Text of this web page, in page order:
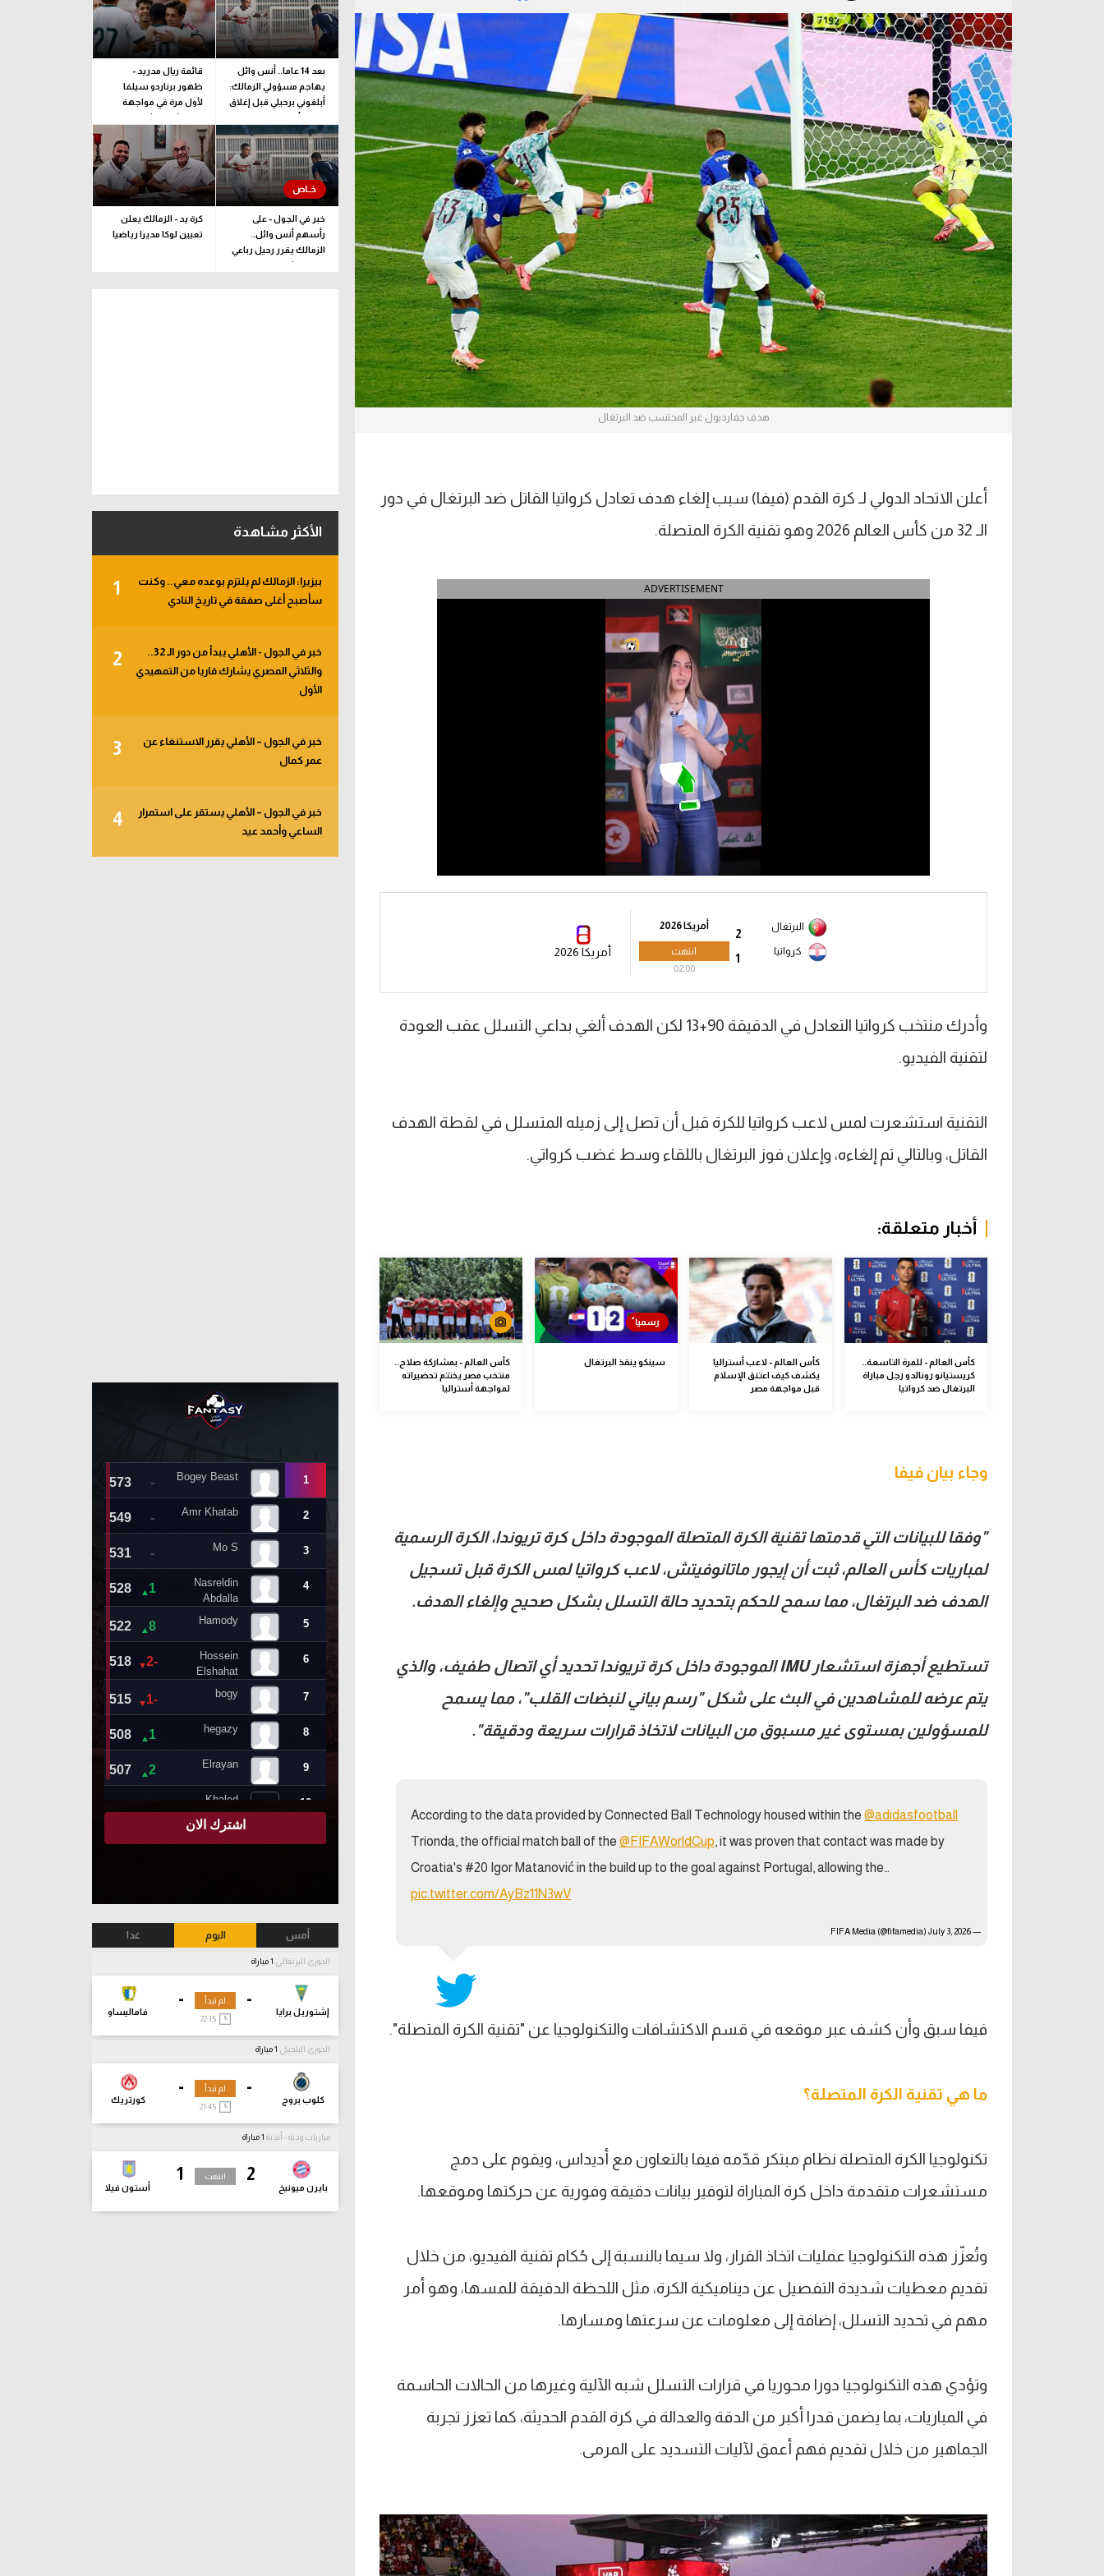
آراء حرة
ركن الألعاب
الدوري السعودي للمحترفين
دوري أبطال أوروبا
دوري أبطال إفريقيا
كل البطولات
دوري أبطال أوروبا
القسم الثاني
رياضات أخرى
آسيا
أمريكا
ركن الألعاب
هدف جفارديول غير المحتسب ضد البرتغال
أعلن الاتحاد الدولي لـ كرة القدم (فيفا) سبب إلغاء هدف تعادل كرواتيا القاتل ضد البرتغال في دور
الـ 32 من كأس العالم 2026 وهو تقنية الكرة المتصلة.
ADVERTISEMENT
2
البرتغال
1
كرواتيا
أمريكا 2026
انتهت
02:00
أمريكا 2026
وأدرك منتخب كرواتيا التعادل في الدقيقة 90+13 لكن الهدف ألغي بداعي التسلل عقب العودة
لتقنية الفيديو.
التقنية استشعرت لمس لاعب كرواتيا للكرة قبل أن تصل إلى زميله المتسلل في لقطة الهدف
القاتل، وبالتالي تم إلغاءه، وإعلان فوز البرتغال باللقاء وسط غضب كرواتي.
أخبار متعلقة:
كأس العالم - للمرة التاسعة..
كريستيانو رونالدو رجل مباراة
البرتغال ضد كرواتيا
كأس العالم - لاعب أستراليا
يكشف كيف اعتنق الإسلام
قبل مواجهة مصر
سينكو ينقذ البرتغال
كأس العالم - بمشاركة صلاح..
منتخب مصر يختتم تحضيراته
لمواجهة أستراليا
وجاء بيان فيفا
"وفقا للبيانات التي قدمتها تقنية الكرة المتصلة الموجودة داخل كرة تريوندا، الكرة الرسمية
لمباريات كأس العالم، ثبت أن إيجور ماتانوفيتش، لاعب كرواتيا لمس الكرة قبل تسجيل
الهدف ضد البرتغال، مما سمح للحكم بتحديد حالة التسلل بشكل صحيح وإلغاء الهدف.
تستطيع أجهزة استشعار IMU الموجودة داخل كرة تريوندا تحديد أي اتصال طفيف، والذي
يتم عرضه للمشاهدين في البث على شكل "رسم بياني لنبضات القلب"، مما يسمح
للمسؤولين بمستوى غير مسبوق من البيانات لاتخاذ قرارات سريعة ودقيقة".
According to the data provided by Connected Ball Technology housed within the @adidasfootball
Trionda, the official match ball of the @FIFAWorldCup, it was proven that contact was made by
Croatia's #20 Igor Matanović in the build up to the goal against Portugal, allowing the…
pic.twitter.com/AyBz11N3wV
— FIFA Media (@fifamedia)
July 3, 2026
فيفا سبق وأن كشف عبر موقعه في قسم الاكتشافات والتكنولوجيا عن "تقنية الكرة المتصلة".
ما هي تقنية الكرة المتصلة؟
تكنولوجيا الكرة المتصلة نظام مبتكر قدّمه فيفا بالتعاون مع أديداس، ويقوم على دمج
مستشعرات متقدمة داخل كرة المباراة لتوفير بيانات دقيقة وفورية عن حركتها وموقعها.
وتُعزّز هذه التكنولوجيا عمليات اتخاذ القرار، ولا سيما بالنسبة إلى حُكام تقنية الفيديو، من خلال
تقديم معطيات شديدة التفصيل عن ديناميكية الكرة، مثل اللحظة الدقيقة للمسها، وهو أمر
مهم في تحديد التسلل، إضافة إلى معلومات عن سرعتها ومسارها.
وتؤدي هذه التكنولوجيا دورا محوريا في قرارات التسلل شبه الآلية وغيرها من الحالات الحاسمة
في المباريات، بما يضمن قدرا أكبر من الدقة والعدالة في كرة القدم الحديثة، كما تعزز تجربة
الجماهير من خلال تقديم فهم أعمق لآليات التسديد على المرمى.
بعد 14 عاما.. أنس وائل
يهاجم مسؤولي الزمالك:
أبلغوني برحيلي قبل إغلاق
القيد بأيام
قائمة ريال مدريد -
ظهور برناردو سيلفا
لأول مرة في مواجهة
فرينتشفاروشي
خبر في الجول - على
رأسهم أنس وائل..
الزمالك يقرر رحيل رباعي
فريق الشباب
كرة يد - الزمالك يعلن
تعيين لوكا مديرا رياضيا
الأكثر مشاهدة
1
بيزيرا: الزمالك لم يلتزم بوعده معي.. وكنت
سأصبح أغلى صفقة في تاريخ النادي
2
خبر في الجول - الأهلي يبدأ من دور الـ 32..
والثلاثي المصري يشارك قاريا من التمهيدي
الأول
3
خبر في الجول – الأهلي يقرر الاستنغاء عن
عمر كمال
4
خبر في الجول – الأهلي يستقر على استمرار
الساعي وأحمد عيد
أمس اليوم غدا
الدوري البرتغالي
-
إشتوريل برايا
-
فاماليساو
لم تبدأ
22:15
الدوري البلجيكي
-
كلوب بروج
-
كورتريك
لم تبدأ
مباريات ودية - أندية
2
بايرن ميونيخ
1
أستون فيلا
انتهت